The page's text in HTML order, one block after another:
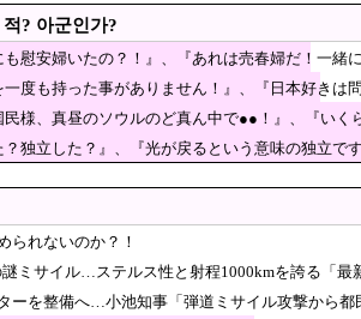
知事「多くの方が滞在、施設整備の効果高い」
だ米が売れず「損切り祭り」開幕へ
詰まり…台湾メディア！
らず 関東大震災「毎年同じ、全ての方を
」→スシロー14時間待ちｗ
似事を開始、金銀貴金属じゃなく
ん、流石にキモすぎて炎上
！』と大騒ぎしていた時代が完
から「差別」指摘され回答の非公表を求める答申！
? 아군인가?
慰安婦いたの？！』、『あれは売春婦だ！一緒に
度も持った事がありません！』、『日本好きは
様、真昼のソウルのど真ん中で●●！』、『いく
独立した？』、『光が戻るという意味の独立で
られないのか？！
ミサイル…ステルス性と射程1000kmを誇る「最
ーを整備へ…小池知事「弾道ミサイル攻撃から都